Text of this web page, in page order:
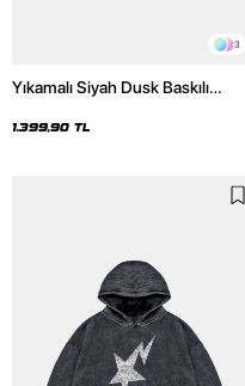
3
Yıkamalı Siyah Dusk Baskılı
1.399,90 TL